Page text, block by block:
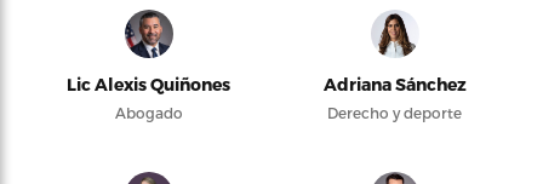
Lic Alexis Quiñones
Abogado
Adriana Sánchez
Derecho y deporte